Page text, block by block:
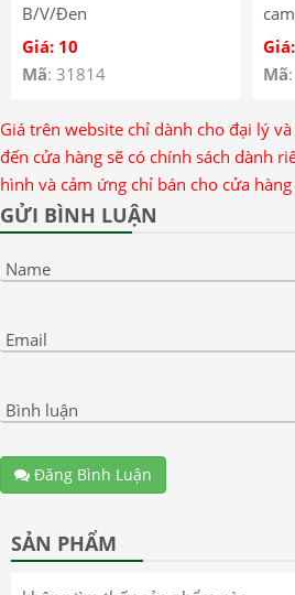
B/V/Đen
Giá: 10
Mã: 31814
Mã
Giá trên website chỉ dành cho đại lý
đến cửa hàng sẽ có chính sách dành
hình và cảm ứng chỉ bán cho cửa
GỬI BÌNH LUẬN
Name
Email
Bình luận
Đăng Bình Luận
SẢN PHẨM